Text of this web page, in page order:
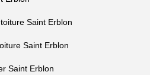
Saint Erblon
Saint Erblon
Saint Erblon